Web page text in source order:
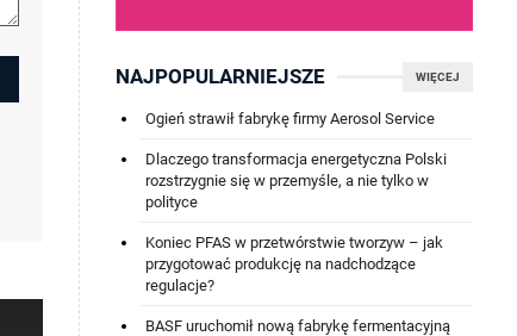
WIĘCEJ
NAJPOPULARNIEJSZE
Ogień strawił fabrykę firmy Aerosol Service
Dlaczego transformacja energetyczna Polski
rozstrzygnie się w przemyśle, a nie tylko w
polityce
Koniec PFAS w przetwórstwie tworzyw – jak
przygotować produkcję na nadchodzące
regulacje?
BASF uruchomił nową fabrykę fermentacyjną